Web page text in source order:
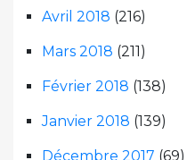
Avril 2018 (216)
Mars 2018 (211)
Février 2018 (138)
Janvier 2018 (139)
Décembre 2017 (69)